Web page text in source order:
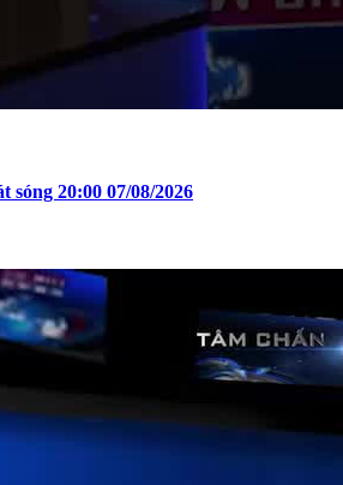
20:00 07/08/2026